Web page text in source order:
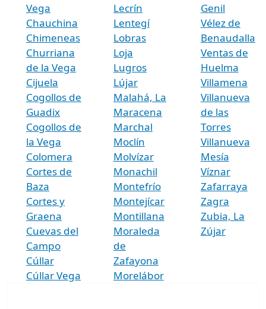
Vega
Chauchina
Chimeneas
Churriana
de la Vega
Cijuela
Cogollos de
Guadix
Cogollos de
la Vega
Colomera
Cortes de
Baza
Cortes y
Graena
Cuevas del
Campo
Cúllar
Cúllar Vega
Lecrín
Lentegí
Lobras
Loja
Lugros
Lújar
Malahá, La
Maracena
Marchal
Moclín
Molvízar
Monachil
Montefrío
Montejícar
Montillana
Moraleda
de
Zafayona
Morelábor
Genil
Vélez de
Benaudalla
Ventas de
Huelma
Villamena
Villanueva
de las
Torres
Villanueva
Mesía
Víznar
Zafarraya
Zagra
Zubia, La
Zújar